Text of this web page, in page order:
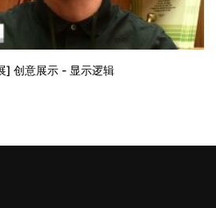
] 创意展示 - 显示逻辑